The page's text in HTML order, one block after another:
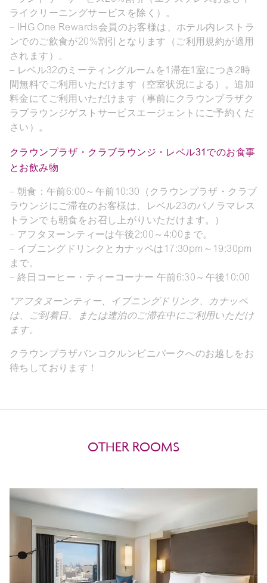
ライクリーニングサービスを除く）。
– IHG One Rewards会員のお客様は、ホテル内レストラ
ンでのご飲食が20%割引となります（ご利用規約が適用
されます）。
– レベル32のミーティングルームを1滞在1室につき2時
間無料でご利用いただけます（空室状況による）。追加
料金にてご利用いただけます（事前にクラウンプラザク
ラブラウンジゲストサービスエージェントにご予約くだ
さい）。
クラウンプラザ・クラブラウンジ・レベル31でのお食事
とお飲み物
– 朝食：午前6:00～午前10:30（クラウンプラザ・クラブ
ラウンジにご滞在のお客様は、レベル23のパノラマレス
トランでも朝食をお召し上がりいただけます。）
– アフタヌーンティーは午後2:00～4:00まで。
– イブニングドリンクとカナッペは17:30pm～19:30pm
まで。
– 終日コーヒー・ティーコーナー 午前6:30～午後10:00
*アフタヌーンティー、イブニングドリンク、カナッペ
は、ご到着日、または連泊のご滞在中にご利用いただけ
ます。
クラウンプラザバンコクルンピニパークへのお越しをお
待ちしております！
OTHER ROOMS